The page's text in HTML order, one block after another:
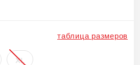
таблица размеров
XL